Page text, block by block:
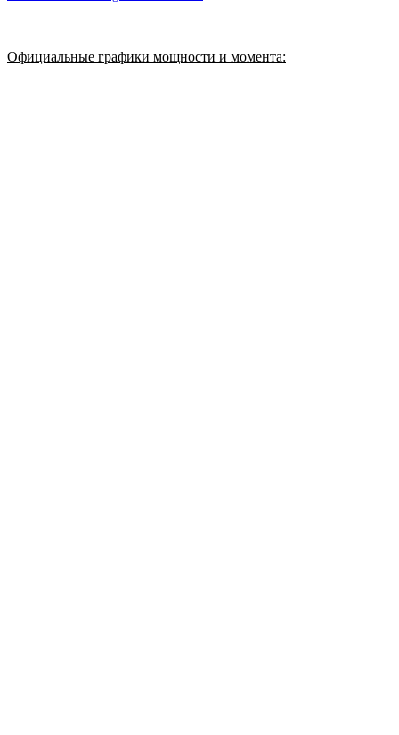
Официальные графики мощности и момента: